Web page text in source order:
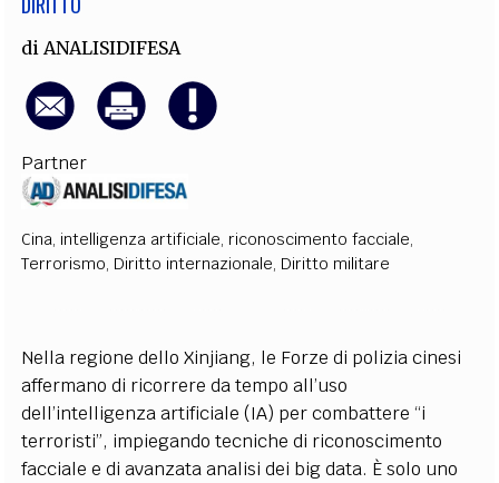
di ANALISIDIFESA
Partner
Cina, intelligenza artificiale, riconoscimento facciale,
Terrorismo, Diritto internazionale, Diritto militare
Nella regione dello Xinjiang, le Forze di polizia cinesi
affermano di ricorrere da tempo all’uso
dell’intelligenza artificiale (IA) per combattere “i
terroristi”, impiegando tecniche di riconoscimento
facciale e di avanzata analisi dei big data. È solo uno